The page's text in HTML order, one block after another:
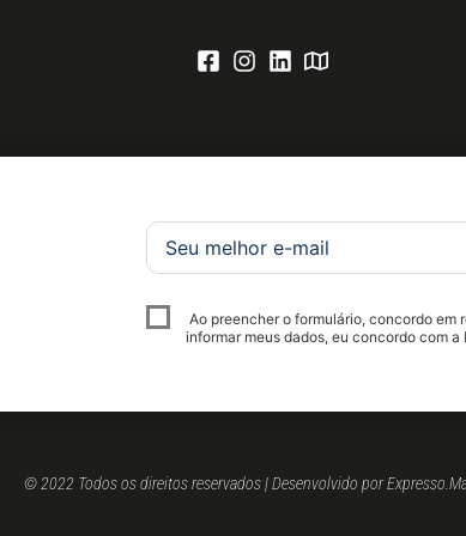
Ao preencher o formulário, concordo em
informar meus dados, eu concordo com
© 2022 Todos os direitos reservados | Desenvolvido por